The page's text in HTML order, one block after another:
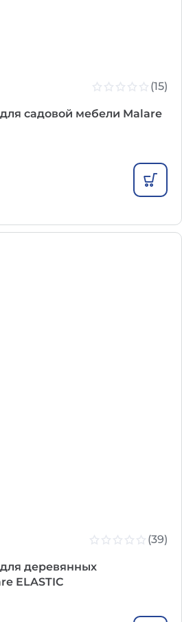
(15)
садовой мебели Malare
(39)
деревянных
ELASTIC